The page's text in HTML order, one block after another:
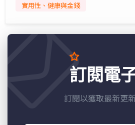
實用性、健康與金錢
訂閱電
訂閱以獲取最新更